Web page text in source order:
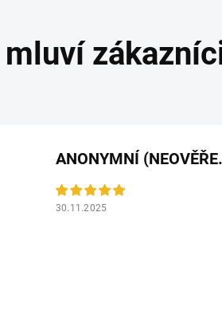
30.11.2025